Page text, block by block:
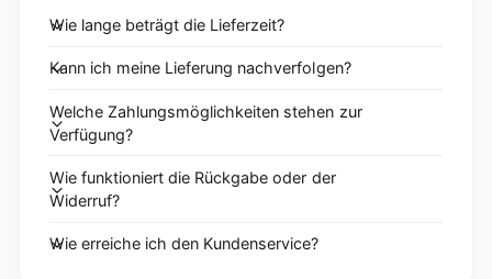
Wie lange beträgt die Lieferzeit?
Kann ich meine Lieferung nachverfolgen?
Welche Zahlungsmöglichkeiten stehen zur
Verfügung?
Wie funktioniert die Rückgabe oder der
Widerruf?
Wie erreiche ich den Kundenservice?